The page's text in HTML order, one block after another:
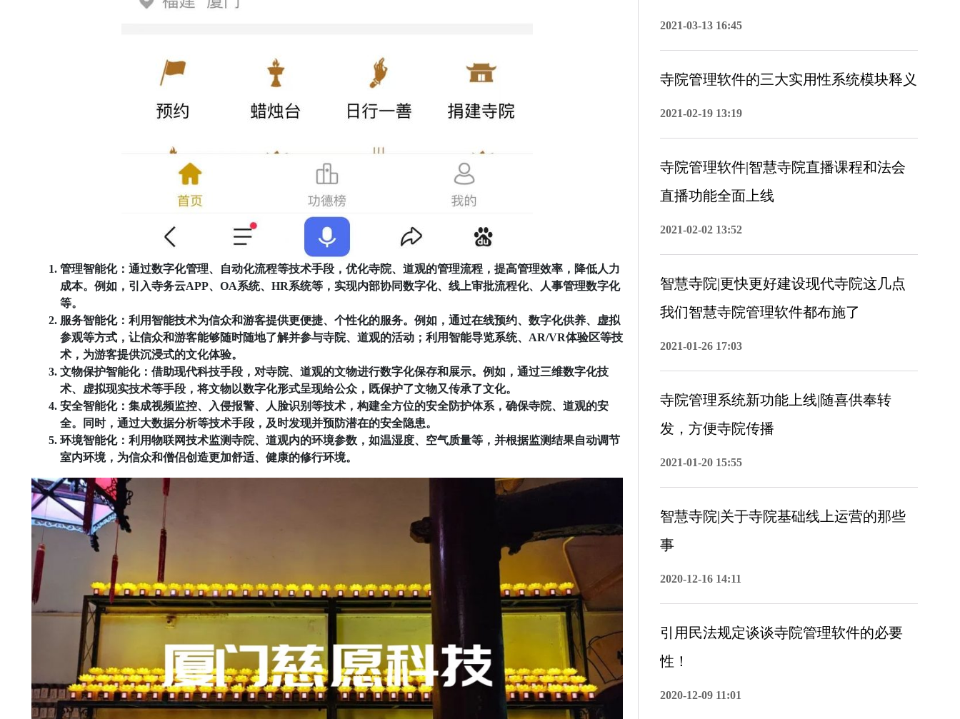
管理智能化：通过数字化管理、自动化流程等技术手段，优化寺院、道观的管理流程，提高管理效率，降低人力
成本。例如，引入寺务云APP、OA系统、HR系统等，实现内部协同数字化、线上审批流程化、人事管理数字化
等。
服务智能化：利用智能技术为信众和游客提供更便捷、个性化的服务。例如，通过在线预约、数字化供养、虚拟
参观等方式，让信众和游客能够随时随地了解并参与寺院、道观的活动；利用智能导览系统、AR/VR体验区等技
术，为游客提供沉浸式的文化体验。
文物保护智能化：借助现代科技手段，对寺院、道观的文物进行数字化保存和展示。例如，通过三维数字化技
术、虚拟现实技术等手段，将文物以数字化形式呈现给公众，既保护了文物又传承了文化。
安全智能化：集成视频监控、入侵报警、人脸识别等技术，构建全方位的安全防护体系，确保寺院、道观的安
全。同时，通过大数据分析等技术手段，及时发现并预防潜在的安全隐患。
环境智能化：利用物联网技术监测寺院、道观内的环境参数，如温湿度、空气质量等，并根据监测结果自动调节
室内环境，为信众和僧侣创造更加舒适、健康的修行环境。
2021-03-13 16:45
寺院管理软件的三大实用性系统模块释义
2021-02-19 13:19
寺院管理软件|智慧寺院直播课程和法会
直播功能全面上线
2021-02-02 13:52
智慧寺院|更快更好建设现代寺院这几点
我们智慧寺院管理软件都布施了
2021-01-26 17:03
寺院管理系统新功能上线|随喜供奉转
发，方便寺院传播
2021-01-20 15:55
智慧寺院|关于寺院基础线上运营的那些
事
2020-12-16 14:11
引用民法规定谈谈寺院管理软件的必要
性！
2020-12-09 11:01